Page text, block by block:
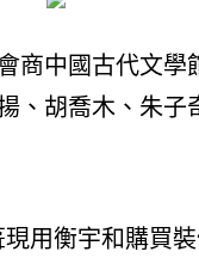
商中國古代文
、胡喬木、朱子
用衡宇和購買